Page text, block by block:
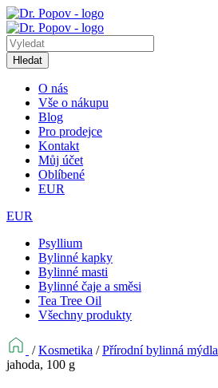
Hledat
O nás
Vše o nákupu
Blog
Pro prodejce
Kontakt
Můj účet
Oblíbené
EUR
EUR
Psyllium
Bylinné kapky
Bylinné masti
Bylinné čaje a směsi
Tea Tree Oil
Všechny produkty
/Kosmetika /Přírodní bylinná mýdla
jahoda, 100 g